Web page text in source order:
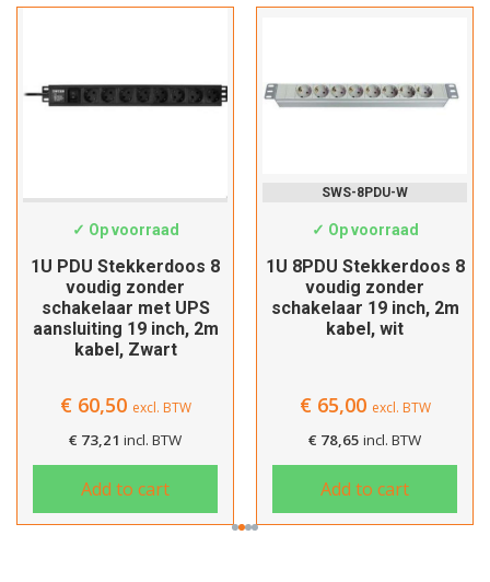
✓ Op voorraad
1U PDU Stekkerdoos 8
voudig zonder
schakelaar met UPS
aansluiting 19 inch, 2m
kabel, Zwart
€60,50 excl. BTW
€ 73,21 incl. BTW
Add to cart
SWS-8PDU-W
✓ Op voorraad
1U 8PDU Stekkerdoos 8
voudig zonder
schakelaar 19 inch, 2m
kabel, wit
€65,00 excl. BTW
€ 78,65 incl. BTW
Add to cart
Hartelijk dank!
aan uw winkelwagen!